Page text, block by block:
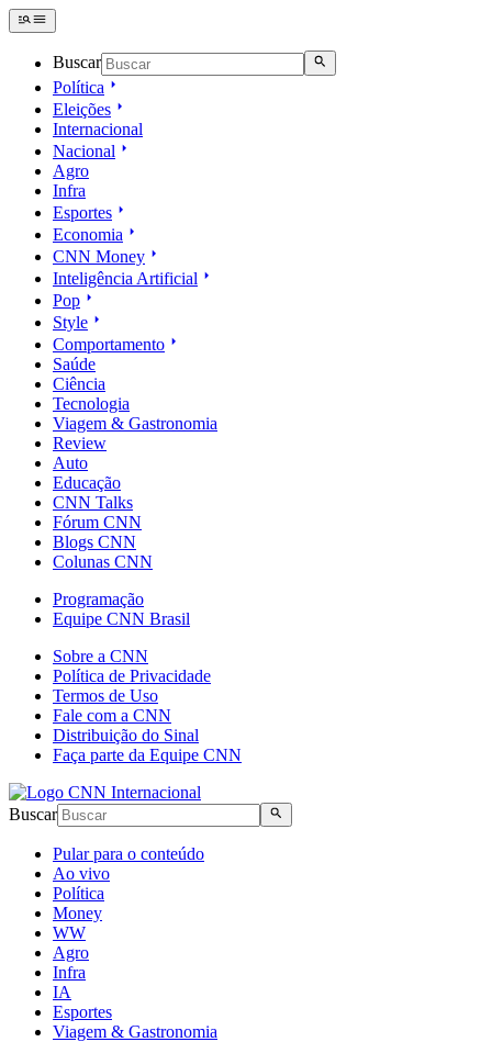
Buscar
Política
Eleições
Internacional
Nacional
Agro
Infra
Esportes
Economia
CNN Money
Inteligência Artificial
Pop
Style
Comportamento
Saúde
Ciência
Tecnologia
Viagem & Gastronomia
Review
Auto
Educação
CNN Talks
Fórum CNN
Blogs CNN
Colunas CNN
Programação
Equipe CNN Brasil
Sobre a CNN
Política de Privacidade
Termos de Uso
Fale com a CNN
Distribuição do Sinal
Faça parte da Equipe CNN
Buscar
Pular para o conteúdo
Ao vivo
Política
Money
WW
Agro
Infra
IA
Esportes
Viagem & Gastronomia